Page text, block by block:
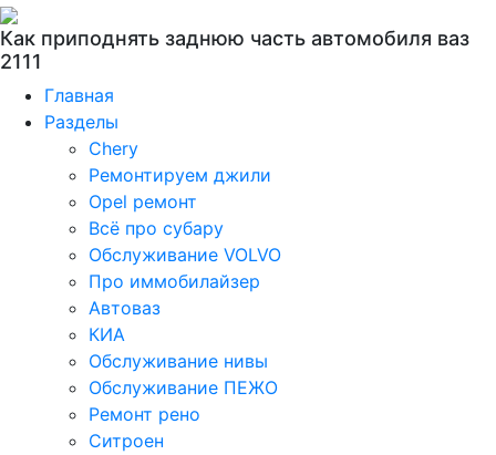
Как приподнять заднюю часть автомобиля ваз
2111
Главная
Разделы
Chery
Ремонтируем джили
Opel ремонт
Всё про субару
Обслуживание VOLVO
Про иммобилайзер
Автоваз
КИА
Обслуживание нивы
Обслуживание ПЕЖО
Ремонт рено
Ситроен